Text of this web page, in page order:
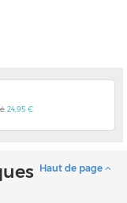
24,95 €
Haut de page